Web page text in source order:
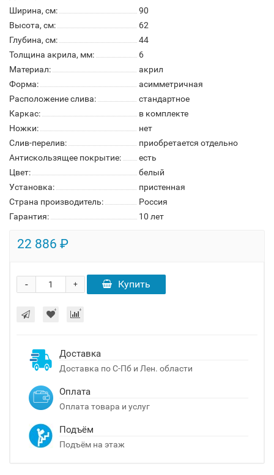
Ширина, см:
90
Высота, см:
62
Глубина, см:
44
Толщина акрила, мм:
6
Материал:
акрил
Форма:
асимметричная
Расположение слива:
стандартное
Каркас:
в комплекте
Ножки:
нет
Слив-перелив:
приобретается отдельно
Антискользящее покрытие:
есть
Цвет:
белый
Установка:
пристенная
Страна производитель:
Россия
Гарантия:
10 лет
22 886 ₽
+
- Купить
Доставка
Доставка по С-Пб и Лен. области
Оплата
Оплата товара и услуг
Подъём
Подъём на этаж